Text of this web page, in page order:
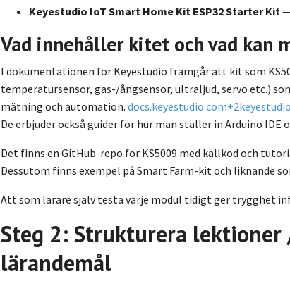
Keyestudio IoT Smart Home Kit ESP32 Starter Kit
Vad innehåller kitet och vad kan
I dokumentationen för Keyestudio framgår att kit som
temperatursensor, gas-/ångsensor, ultraljud, servo etc.)
mätning och automation. docs.keyestudio.com+2
De erbjuder också guider för hur man ställer in Arduino IDE
Det finns en GitHub-repo för KS5009 med källkod och
Dessutom finns exempel på Smart Farm-kit och liknande
Att som lärare själv testa varje modul tidigt ger trygghet
Steg 2: Strukturera
lärandemål